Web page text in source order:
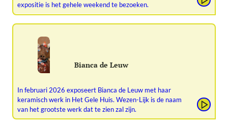
expositie is het gehele weekend te bezoeken.
Bianca de Leuw
In februari 2026 exposeert Bianca de Leuw met haar
keramisch werk in Het Gele Huis. Wezen-Lijk is de naam
van het grootste werk dat te zien zal zijn.